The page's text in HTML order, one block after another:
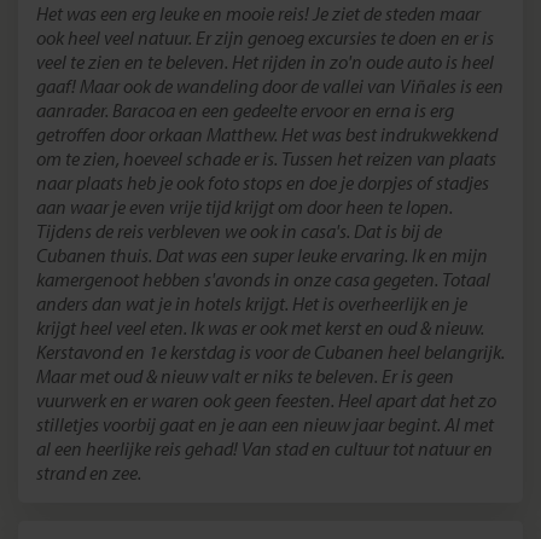
Het was een erg leuke en mooie reis! Je ziet de steden maar
ook heel veel natuur. Er zijn genoeg excursies te doen en er is
veel te zien en te beleven. Het rijden in zo'n oude auto is heel
gaaf! Maar ook de wandeling door de vallei van Viñales is een
aanrader. Baracoa en een gedeelte ervoor en erna is erg
getroffen door orkaan Matthew. Het was best indrukwekkend
om te zien, hoeveel schade er is. Tussen het reizen van plaats
naar plaats heb je ook foto stops en doe je dorpjes of stadjes
aan waar je even vrije tijd krijgt om door heen te lopen.
Tijdens de reis verbleven we ook in casa's. Dat is bij de
Cubanen thuis. Dat was een super leuke ervaring. Ik en mijn
kamergenoot hebben s'avonds in onze casa gegeten. Totaal
anders dan wat je in hotels krijgt. Het is overheerlijk en je
krijgt heel veel eten. Ik was er ook met kerst en oud & nieuw.
Kerstavond en 1e kerstdag is voor de Cubanen heel belangrijk.
Maar met oud & nieuw valt er niks te beleven. Er is geen
vuurwerk en er waren ook geen feesten. Heel apart dat het zo
stilletjes voorbij gaat en je aan een nieuw jaar begint. Al met
al een heerlijke reis gehad! Van stad en cultuur tot natuur en
strand en zee.